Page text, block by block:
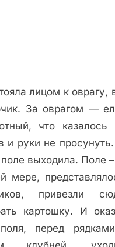
лицом к оврагу,
За оврагом —
что
и руки не
выходила. Поле –
мере,
привезли
картошку. И
перед